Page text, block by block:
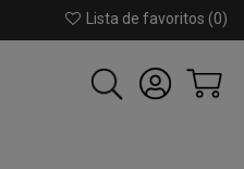
Lista de favoritos (0)